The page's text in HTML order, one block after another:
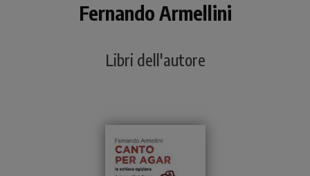
Fernando Armellini
Libri dell'autore